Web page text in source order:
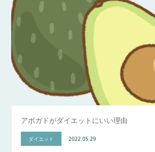
アボガドがダイエットにいい理由
ダイエット 2022.05.29